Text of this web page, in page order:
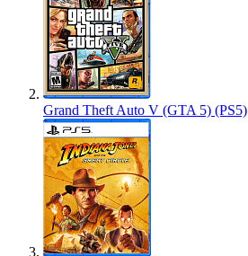
Grand Theft Auto V (GTA 5) (PS5)